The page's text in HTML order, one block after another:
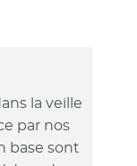
la veille
par nos
base sont